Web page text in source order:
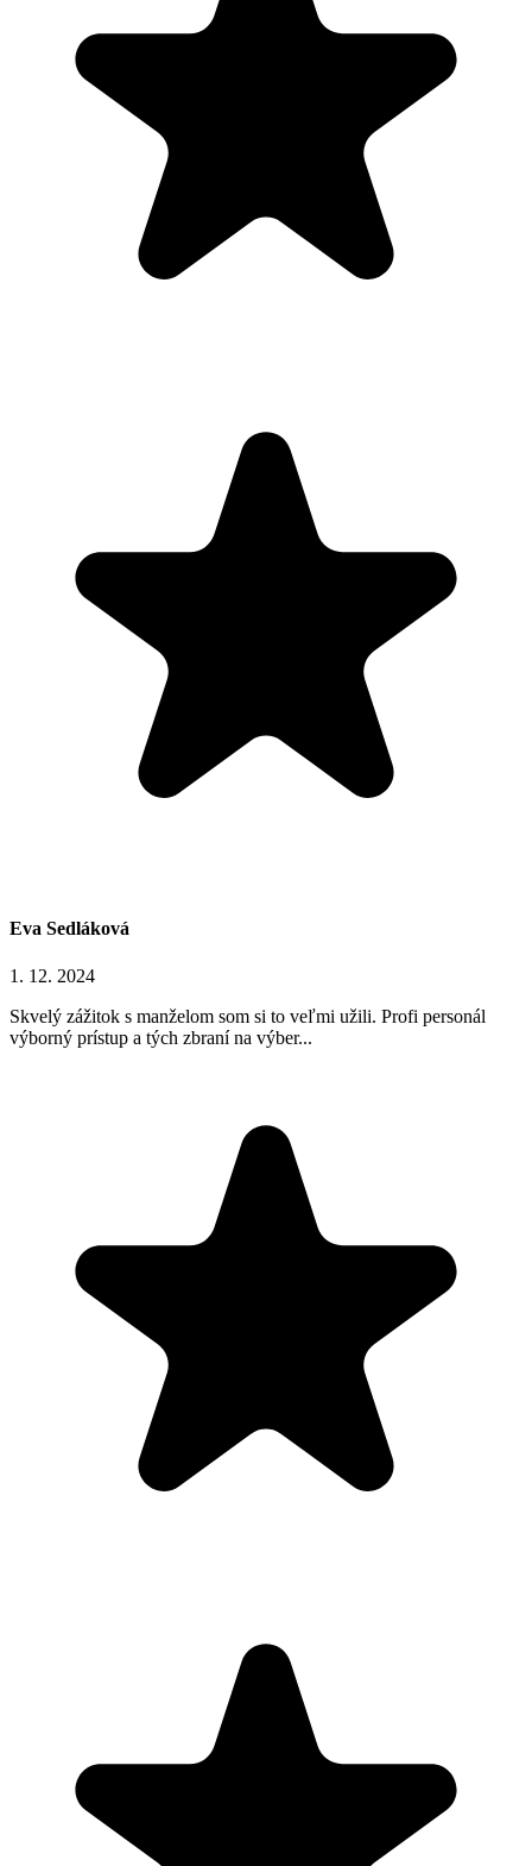
Eva Sedláková
1. 12. 2024
Skvelý zážitok s manželom som si to veľmi užili. Profi personál
výborný prístup a tých zbraní na výber...